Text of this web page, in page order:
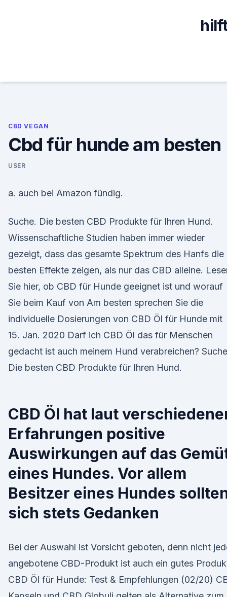
CBD VEGAN
Cbd für hunde am besten
USER
a. auch bei Amazon fündig.
Suche. Die besten CBD Produkte für Ihren Hund.
Wissenschaftliche Studien haben immer wieder
gezeigt, dass das gesamte Spektrum des Hanfs die
besten Effekte zeigen, als nur das CBD alleine.
Sie hier, ob CBD für Hunde geeignet ist und worauf
Sie beim Kauf von Am besten sprechen Sie die
individuelle Dosierungen von CBD Öl für Hunde mit
15. Jan. 2020 Darf ich CBD Öl das für Menschen
gedacht ist auch meinem Hund verabreichen?
Die besten CBD Produkte für Ihren Hund.
CBD Öl hat laut
Erfahrungen positive
Auswirkungen auf das
eines Hundes. Vor allem
Besitzer eines Hundes
sich stets Gedanken
Bei der Auswahl ist Vorsicht geboten, denn nicht
angebotene CBD-Produkt ist auch ein gutes
CBD Öl für Hunde: Test & Empfehlungen (02/20)